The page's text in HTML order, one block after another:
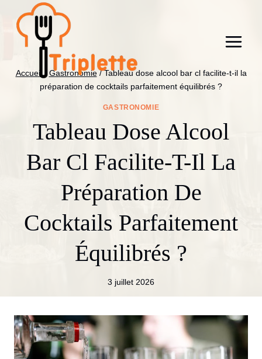
contenu
Accueil / Gastronomie / Tableau dose alcool bar cl facilite-t-il la
préparation de cocktails parfaitement équilibrés ?
GASTRONOMIE
Tableau Dose Alcool
Bar Cl Facilite-T-Il La
Préparation De
Cocktails Parfaitement
Équilibrés ?
3 juillet 2026